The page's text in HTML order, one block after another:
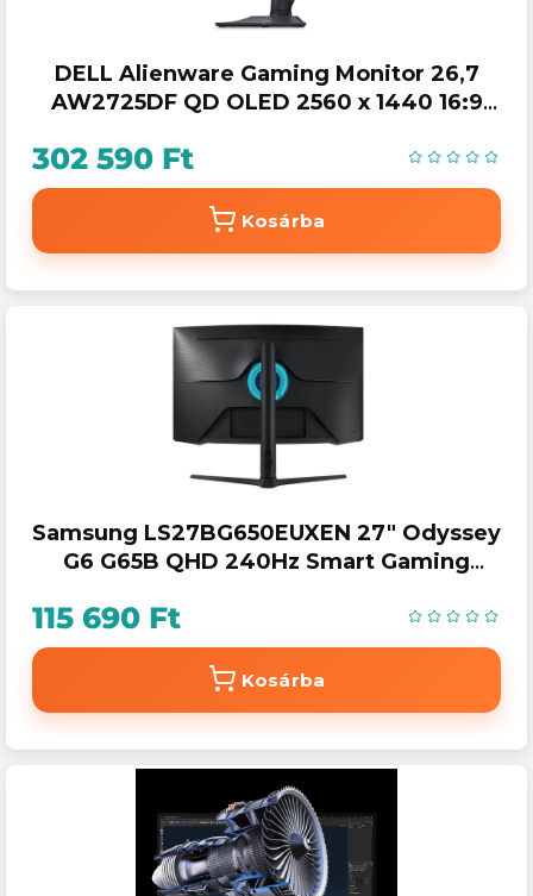
DELL Alienware Gaming Monitor 26,7
AW2725DF QD OLED 2560 x 1440 16:9
302 590 Ft
Kosárba
Samsung LS27BG650EUXEN 27" Odyssey
G6 G65B QHD 240Hz Smart Gaming
115 690 Ft
Kosárba